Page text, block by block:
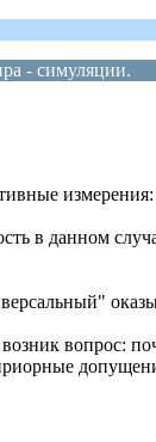
- симуляции.
измерения:
в данном
вопрос: